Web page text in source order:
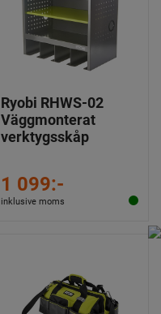
Ryobi RHWS-02
Väggmonterat
verktygsskåp
1 099:-
inklusive moms